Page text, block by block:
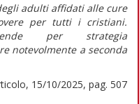
adulti affidati alle cure
per tutti i cristiani.
per strategia
notevolmente a seconda
15/10/2025, pag. 507